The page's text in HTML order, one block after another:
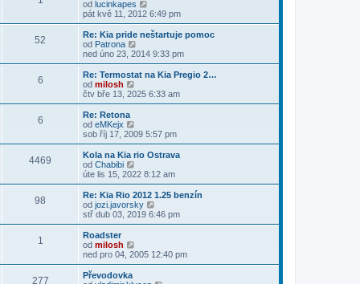
p
ě
v
e
k
p
ř
í
s
p
ě
v
e
k
d
n
í
p
ř
í
s
p
ě
v
e
k
o
s
e
d
n
í
p
í
s
v
e
k
z
i
t
p
o
s
e
d
n
í
p
ř
í
s
p
ě
v
e
k
od lucinkapes
o
b
r
z
p
o
s
n
í
p
í
s
p
ě
v
e
pát kvě 11, 2012 6:49 pm
52
Re: Kia pride neštartuje pomoc
od Patrona
o
b
r
z
o
s
e
n
í
p
ř
í
s
v
e
ned úno 23, 2014 9:33 pm
6
Re: Termostat na Kia Pregio 2…
od milosh
o
b
z
t
p
o
s
e
d
n
í
í
s
čtv bře 13, 2025 6:33 am
6
Re: Retona
od eMKejx
o
b
r
z
t
p
o
s
n
í
sob říj 17, 2009 5:57 pm
4469
Kola na Kia rio Ostrava
od Chabibi
o
b
r
a
z
o
s
úte lis 15, 2022 8:12 am
98
Re: Kia Rio 2012 1.25 benzín
od jozi.javorsky
o
b
z
p
stř dub 03, 2019 6:46 pm
1
Roadster
od milosh
o
b
a
ned pro 04, 2005 12:40 pm
277
Převodovka